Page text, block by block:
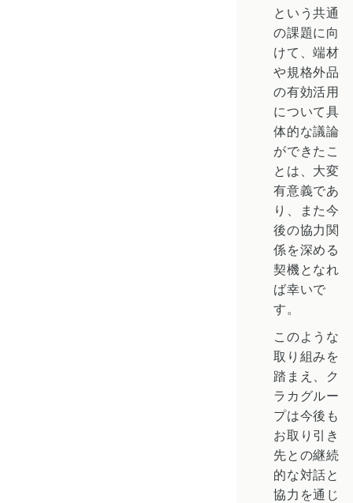
という共通
の課題に向
けて、端材
や規格外品
の有効活用
について具
体的な議論
ができたこ
とは、大変
有意義であ
り、また今
後の協力関
係を深める
契機となれ
ば幸いで
す。
このような
取り組みを
踏まえ、ク
ラカグルー
プは今後も
お取り引き
先との継続
的な対話と
協力を通じ